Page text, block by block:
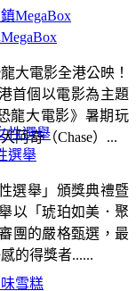
大電影全港公映！
首個以電影為主題
龍大電影》暑期玩
阿奇（Chase）...
選舉
選舉」頒獎典禮暨
以「琥珀如美．聚
團的嚴格甄選，最
的得獎者......